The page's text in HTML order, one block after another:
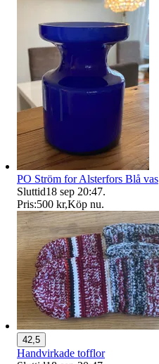
PO Ström for Alsterfors Blå vas
Sluttid18 sep 20:47.
Pris:500 kr,Köp nu.
42,5
Handvirkade tofflor